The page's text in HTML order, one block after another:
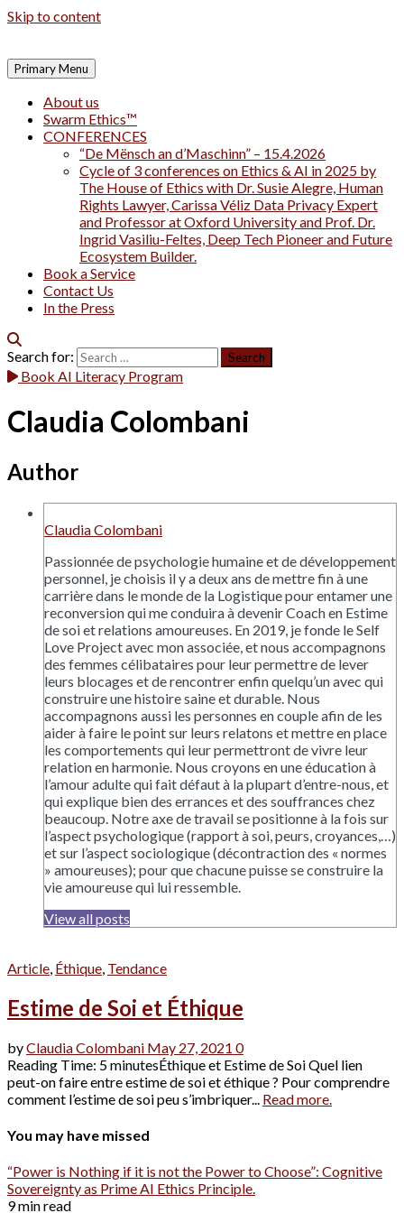
Skip to content
Primary Menu
About us
Swarm Ethics™
CONFERENCES
“De Mënsch an d’Maschinn” – 15.4.2026
Cycle of 3 conferences on Ethics & AI in 2025 by
The House of Ethics with Dr. Susie Alegre, Human
Rights Lawyer, Carissa Véliz Data Privacy Expert
and Professor at Oxford University and Prof. Dr.
Ingrid Vasiliu-Feltes, Deep Tech Pioneer and Future
Ecosystem Builder.
Book a Service
Contact Us
In the Press
Search for:
Book AI Literacy Program
Claudia Colombani
Author
Claudia Colombani
Passionnée de psychologie humaine et de développement
personnel, je choisis il y a deux ans de mettre fin à une
carrière dans le monde de la Logistique pour entamer une
reconversion qui me conduira à devenir Coach en Estime
de soi et relations amoureuses. En 2019, je fonde le Self
Love Project avec mon associée, et nous accompagnons
des femmes célibataires pour leur permettre de lever
leurs blocages et de rencontrer enfin quelqu’un avec qui
construire une histoire saine et durable. Nous
accompagnons aussi les personnes en couple afin de les
aider à faire le point sur leurs relatons et mettre en place
les comportements qui leur permettront de vivre leur
relation en harmonie. Nous croyons en une éducation à
l’amour adulte qui fait défaut à la plupart d’entre-nous, et
qui explique bien des errances et des souffrances chez
beaucoup. Notre axe de travail se positionne à la fois sur
l’aspect psychologique (rapport à soi, peurs, croyances,…)
et sur l’aspect sociologique (décontraction des « normes
» amoureuses); pour que chacune puisse se construire la
vie amoureuse qui lui ressemble.
View all posts
Article Éthique Tendance
Estime de Soi et Éthique
byClaudia Colombani May 27, 2021 0
Reading Time: 5 minutesÉthique et Estime de Soi Quel lien
peut-on faire entre estime de soi et éthique ? Pour comprendre
comment l’estime de soi peu s’imbriquer... Read more.
You may have missed
“Power is Nothing if it is not the Power to Choose”: Cognitive
Sovereignty as Prime AI Ethics Principle.
9 min read